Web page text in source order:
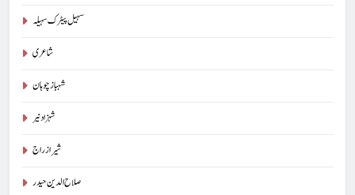
سہیل پیٹرک سہیلہ
شاعری
شہباز چوہان
شہزاد نیر
شیراز راج
صلاح الدین حیدر